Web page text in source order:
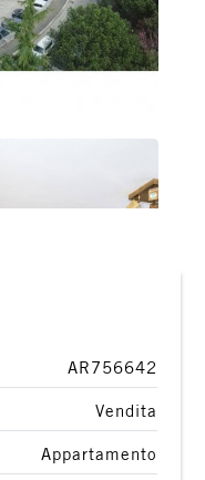
AR756642
Vendita
Appartamento